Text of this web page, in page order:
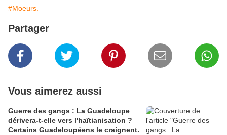
#Moeurs.
Partager
Vous aimerez aussi
Guerre des gangs : La Guadeloupe
dérivera-t-elle vers l'haïtianisation ?
Certains Guadeloupéens le craignent.